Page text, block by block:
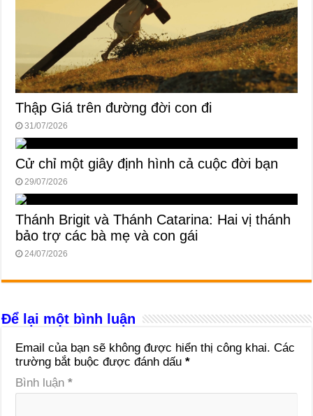
Thập Giá trên đường đời con đi
31/07/2026
Cử chỉ một giây định hình cả cuộc đời bạn
29/07/2026
Thánh Brigit và Thánh Catarina: Hai vị thánh
bảo trợ các bà mẹ và con gái
24/07/2026
Để lại một bình luận
Email của bạn sẽ không được hiển thị công khai. Các
trường bắt buộc được đánh dấu*
Bình luận*